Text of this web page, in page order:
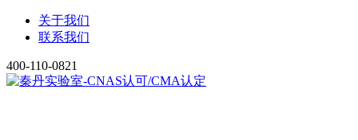
关于我们
联系我们
400-110-0821